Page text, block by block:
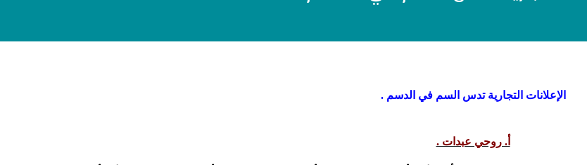
الإعلانات التجارية تدس السم في الدسم .
أ. روحي عبدات .